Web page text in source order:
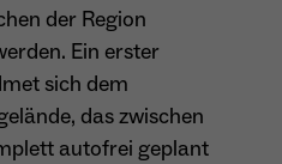
auf der aktuellen
ID, ohne
Daten.
der Region
Ein erster
sich dem
das zwischen
autofrei geplant